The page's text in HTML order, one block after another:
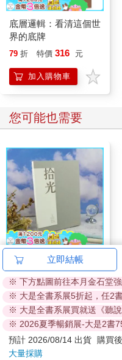
底層邏輯：看清這個世
界的底牌
79 折 特價 316 元
加入購物車
您可能也需要
NEW拾光V-25K方格簡
約筆記本-石青
特價 240 元
加入購物車
您可能會喜歡
立即結帳
※ 下方點圖前往本月金石堂
※ 大是全書系展5折起，任2
※ 大是全書系展買就送《聽
※ 2026夏季暢銷展-大是2書
預計 2026/08/14 出貨
購買
大量採購